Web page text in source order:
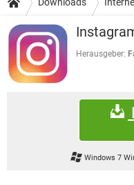
ANDROID
WINDOWS 10
WHATSAPP
FACEBOOK
SPIELE
ANDROID
WINDOWS 10
DOWNLOADS
SPIELE
ANDROID
FORUM
Herausgeber:
Windows 7